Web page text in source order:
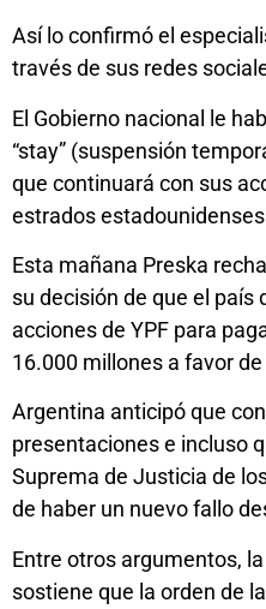
Así lo confirmó el
través de sus redes
El Gobierno nacional le
“stay” (suspensión
que continuará con sus
estrados
Esta mañana Preska
su decisión de que el país
acciones de YPF para
16.000 millones a favor
Argentina anticipó que
presentaciones e incluso
Suprema de Justicia de
de haber un nuevo fallo
Entre otros argumentos,
sostiene que la orden de